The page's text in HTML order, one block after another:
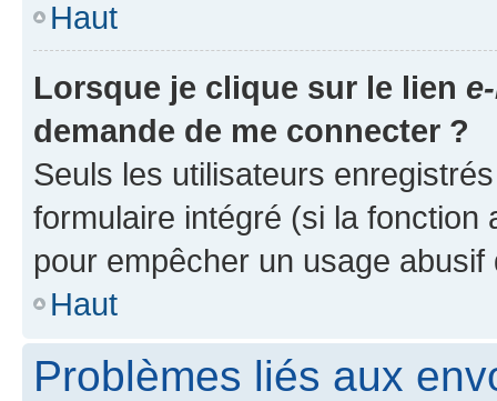
Haut
Lorsque je clique sur le lien
demande de me connecter ?
Seuls les utilisateurs
formulaire intégré (si la fonction
pour empêcher un usage
Haut
Problèmes liés aux